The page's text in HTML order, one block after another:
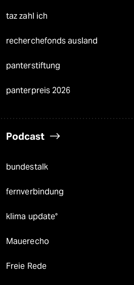
taz zahl ich
recherchefonds ausland
panterstiftung
panterpreis 2026
Podcast
bundestalk
fernverbindung
klima update°
Mauerecho
Freie Rede